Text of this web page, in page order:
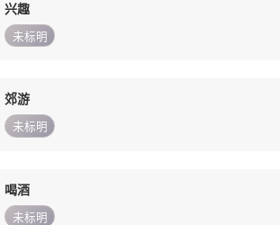
兴趣
未标明
郊游
未标明
喝酒
未标明